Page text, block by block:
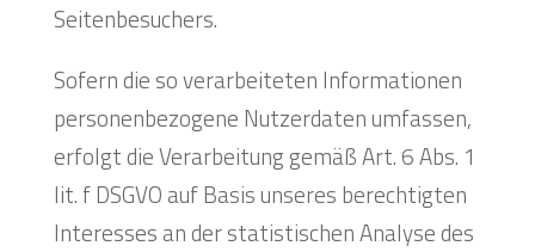
Seitenbesuchers.
Sofern die so verarbeiteten Informationen
personenbezogene Nutzerdaten umfassen,
erfolgt die Verarbeitung gemäß Art. 6 Abs. 1
lit. f DSGVO auf Basis unseres berechtigten
Interesses an der statistischen Analyse des